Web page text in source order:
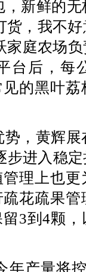
新鲜的
货，我不
家庭农场
台后，每
见的黑叶
，黄辉展
步进入稳
理上也
花疏果
3到4颗
年产量将